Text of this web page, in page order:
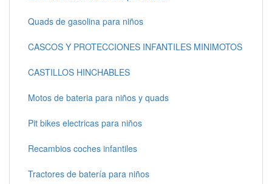
Quads de gasolina para niños
CASCOS Y PROTECCIONES INFANTILES MINIMOTOS
CASTILLOS HINCHABLES
Motos de bateria para niños y quads
Pit bikes electricas para niños
Recambios coches infantiles
Tractores de batería para niños